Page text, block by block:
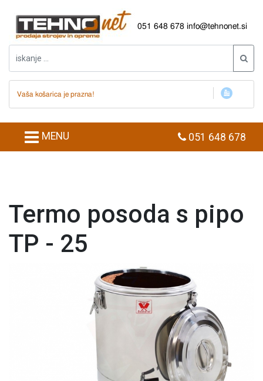
051 648 678 info@tehnonet.si
Vaša košarica je prazna!
MENU 051 648 678
Termo posoda s pipo
TP - 25